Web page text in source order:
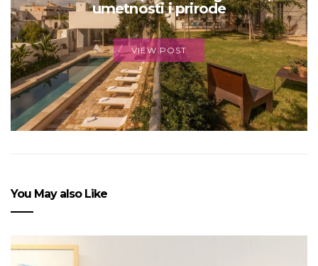
umetnosti i prirode
VIEW POST
You May also Like